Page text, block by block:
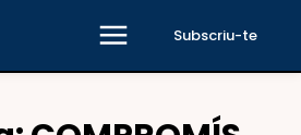
Subscriu-te